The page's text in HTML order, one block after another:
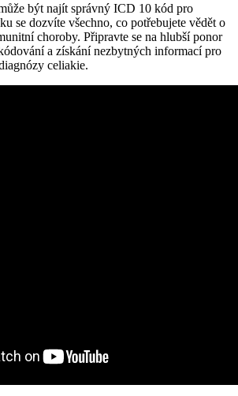
být ⁤najít správný ICD ​10 kód pro
se‌ dozvíte všechno, co potřebujete vědět o
choroby. Připravte‌ se na hlubší ponor
a získání nezbytných informací pro
celiakie.